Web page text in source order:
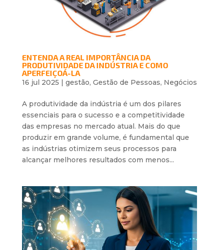
ENTENDA A REAL IMPORTÂNCIA DA
PRODUTIVIDADE DA INDÚSTRIA E COMO
APERFEIÇOÁ-LA
16 jul 2025 gestão, Gestão de Pessoas, Negócios
A produtividade da indústria é um dos pilares
essenciais para o sucesso e a competitividade
das empresas no mercado atual. Mais do que
produzir em grande volume, é fundamental que
as indústrias otimizem seus processos para
alcançar melhores resultados com menos...